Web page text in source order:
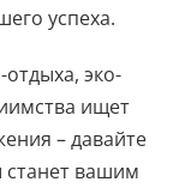
успеха.
эко-
ищет
– давайте
станет вашим